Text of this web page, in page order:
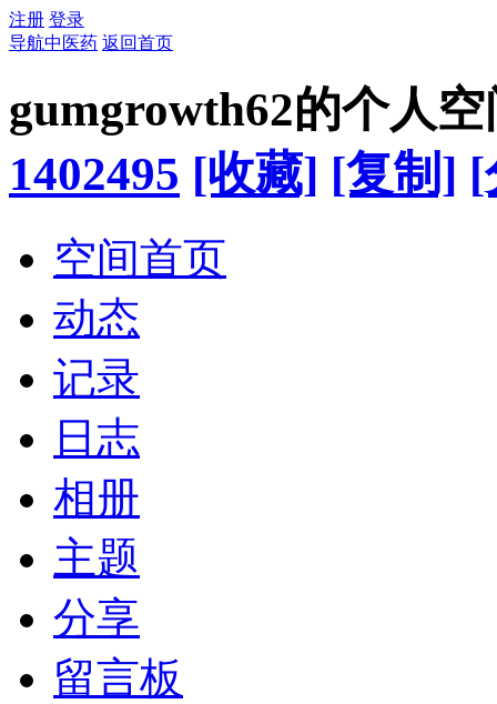
注册 登录
导航中医药 返回首页
gumgrowth62的个人空
1402495 [收藏] [复制] [
空间首页
动态
记录
日志
相册
主题
分享
留言板